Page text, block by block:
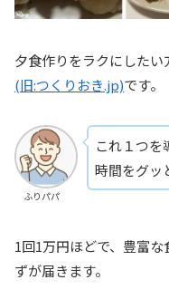
夕食作りをラクにした
(旧:つくりおき.jp)です。
ふりパパ
これ１つを
時間をグッ
1回1万円ほどで、豊富
ずが届きます。